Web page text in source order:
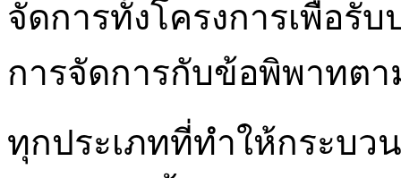
จัดการทั้งโครงการเพื่อรั
การจัดการกับข้อพิพาทต
ทุกประเภทที่ทำให้กระบว